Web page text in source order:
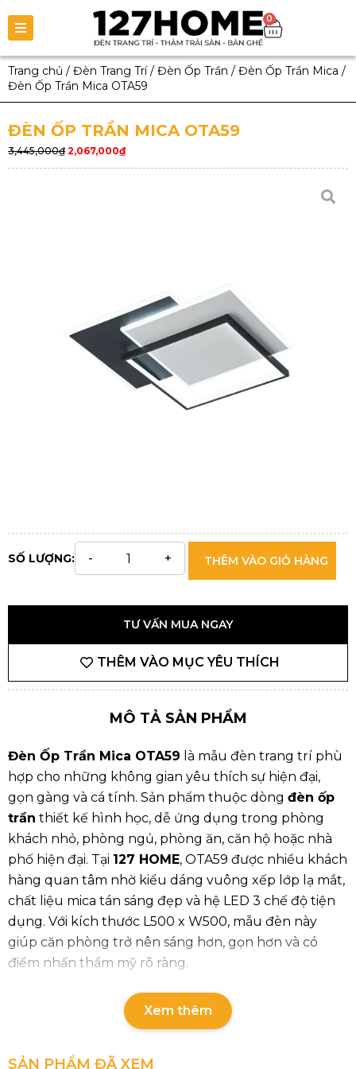
0
Trang chủ / Đèn Trang Trí/ Đèn Ốp Trần / Đèn Ốp Trần Mica /
Đèn Ốp Trần Mica OTA59
ĐÈN ỐP TRẦN MICA OTA59
3,445,000₫ 2,067,000₫
SỐ LƯỢNG: THÊM VÀO GIỎ HÀNG
TƯ VẤN MUA NGAY
THÊM VÀO MỤC YÊU THÍCH
MÔ TẢ SẢN PHẨM
Đèn Ốp Trần Mica OTA59 là mẫu đèn trang trí phù
hợp cho những không gian yêu thích sự hiện đại,
gọn gàng và cá tính. Sản phẩm thuộc dòng đèn ốp
trần thiết kế hình học, dễ ứng dụng trong phòng
khách nhỏ, phòng ngủ, phòng ăn, căn hộ hoặc nhà
phố hiện đại. Tại 127 HOME, OTA59 được nhiều khách
hàng quan tâm nhờ kiểu dáng vuông xếp lớp lạ mắt,
chất liệu mica tán sáng đẹp và hệ LED 3 chế độ tiện
dụng. Với kích thước L500 x W500, mẫu đèn này
giúp căn phòng trở nên sáng hơn, gọn hơn và có
điểm nhấn thẩm mỹ rõ ràng.
Thông số chi tiết của sản phẩm
Mã sản phẩm: OTA59
Xem thêm
SẢN PHẨM ĐÃ XEM